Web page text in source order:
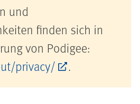
und
finden sich in
von Podigee:
privacy/
.